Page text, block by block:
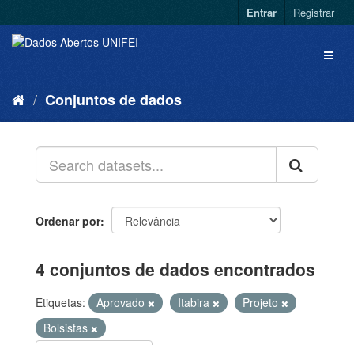
Entrar Registrar
Conjuntos de dados
Ordenar por
4 conjuntos de dados encontrados
Etiquetas: Aprovado Itabira
Projeto
Bolsistas